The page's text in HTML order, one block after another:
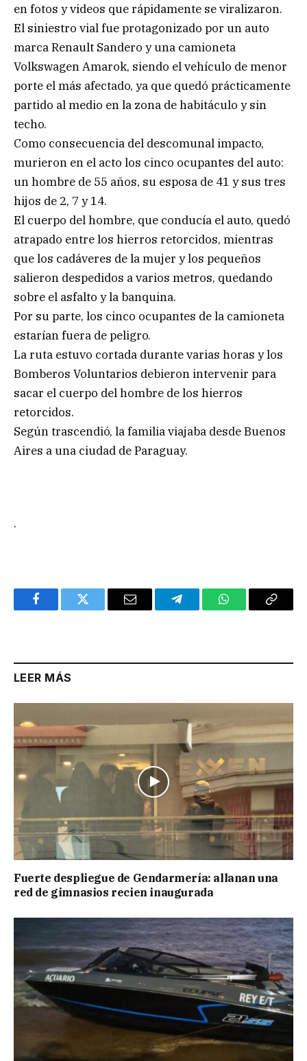
en fotos y videos que rápidamente se viralizaron.
El siniestro vial fue protagonizado por un auto
marca Renault Sandero y una camioneta
Volkswagen Amarok, siendo el vehículo de menor
porte el más afectado, ya que quedó prácticamente
partido al medio en la zona de habitáculo y sin
techo.
Como consecuencia del descomunal impacto,
murieron en el acto los cinco ocupantes del auto:
un hombre de 55 años, su esposa de 41 y sus tres
hijos de 2, 7 y 14.
El cuerpo del hombre, que conducía el auto, quedó
atrapado entre los hierros retorcidos, mientras
que los cadáveres de la mujer y los pequeños
salieron despedidos a varios metros, quedando
sobre el asfalto y la banquina.
Por su parte, los cinco ocupantes de la camioneta
estarían fuera de peligro.
La ruta estuvo cortada durante varias horas y los
Bomberos Voluntarios debieron intervenir para
sacar el cuerpo del hombre de los hierros
retorcidos.
Según trascendió, la familia viajaba desde Buenos
Aires a una ciudad de Paraguay.
.
FacebookTwitter Email TelegramWhatsAppCopy
LEER MÁS
Fuerte despliegue de Gendarmería: allanan una
red de gimnasios recien inaugurada